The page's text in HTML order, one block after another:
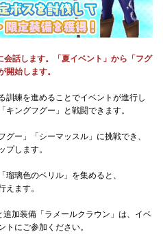
会話します。「夏イベント」から「フグ
開始します。
訓練を進めることでイベントが進行し
キングフグー」と戦闘できます。
ー」「シーマッスル」に挑戦でき、
プします。
璃色のベリル」を集めると、
えます。
加装備「ラメールクラウン」は、イベ
トにご参加ください。